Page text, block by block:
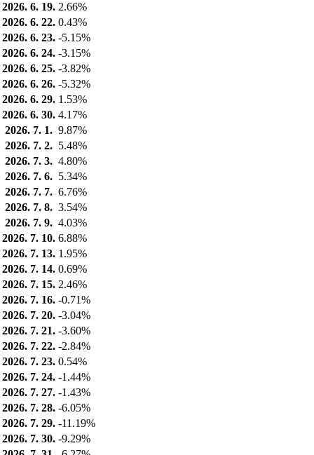
2026. 6. 19. 2.66%
2026. 6. 22. 0.43%
2026. 6. 23. -5.15%
2026. 6. 24. -3.15%
2026. 6. 25. -3.82%
2026. 6. 26. -5.32%
2026. 6. 29. 1.53%
2026. 6. 30. 4.17%
2026. 7. 1. 9.87%
2026. 7. 2. 5.48%
2026. 7. 3. 4.80%
2026. 7. 6. 5.34%
2026. 7. 7. 6.76%
2026. 7. 8. 3.54%
2026. 7. 9. 4.03%
2026. 7. 10. 6.88%
2026. 7. 13. 1.95%
2026. 7. 14. 0.69%
2026. 7. 15. 2.46%
2026. 7. 16. -0.71%
2026. 7. 20. -3.04%
2026. 7. 21. -3.60%
2026. 7. 22. -2.84%
2026. 7. 23. 0.54%
2026. 7. 24. -1.44%
2026. 7. 27. -1.43%
2026. 7. 28. -6.05%
2026. 7. 29. -11.19%
2026. 7. 30. -9.29%